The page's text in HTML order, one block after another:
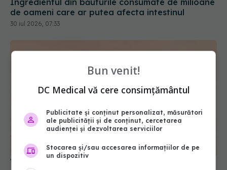
Virusul West Nile, confirmat la o tânără de 22 de
01 aug 2026, 10:54
Bun venit!
DC Medical vă cere consimțământul
Publicitate și conținut personalizat, măsurători
ale publicității și de conținut, cercetarea
audienței și dezvoltarea serviciilor
Stocarea și/sau accesarea informațiilor de pe
un dispozitiv